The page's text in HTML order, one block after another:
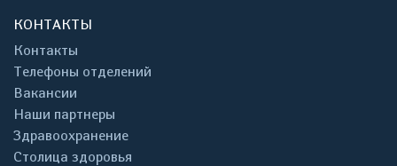
КОНТАКТЫ
Контакты
Телефоны отделений
Вакансии
Наши партнеры
Здравоохранение
Столица здоровья